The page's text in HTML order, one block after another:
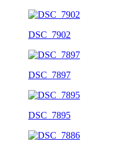
DSC_7902
DSC_7897
DSC_7895